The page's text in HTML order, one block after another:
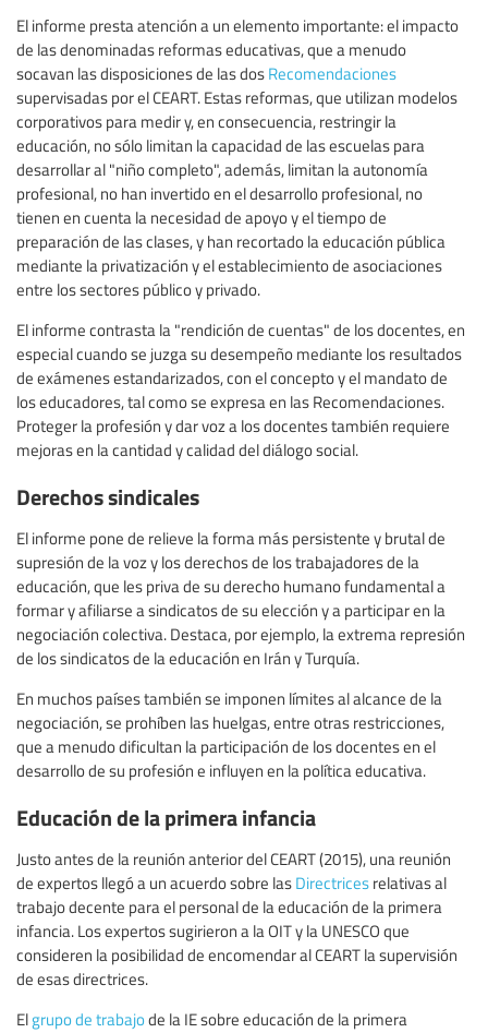
El informe presta atención a un elemento importante: el impacto
de las denominadas reformas educativas, que a menudo
socavan las disposiciones de las dos Recomendaciones
supervisadas por el CEART. Estas reformas, que utilizan modelos
corporativos para medir y, en consecuencia, restringir la
educación, no sólo limitan la capacidad de las escuelas para
desarrollar al "niño completo", además, limitan la autonomía
profesional, no han invertido en el desarrollo profesional, no
tienen en cuenta la necesidad de apoyo y el tiempo de
preparación de las clases, y han recortado la educación pública
mediante la privatización y el establecimiento de asociaciones
entre los sectores público y privado.
El informe contrasta la "rendición de cuentas" de los docentes, en
especial cuando se juzga su desempeño mediante los resultados
de exámenes estandarizados, con el concepto y el mandato de
los educadores, tal como se expresa en las Recomendaciones.
Proteger la profesión y dar voz a los docentes también requiere
mejoras en la cantidad y calidad del diálogo social.
Derechos sindicales
El informe pone de relieve la forma más persistente y brutal de
supresión de la voz y los derechos de los trabajadores de la
educación, que les priva de su derecho humano fundamental a
formar y afiliarse a sindicatos de su elección y a participar en la
negociación colectiva. Destaca, por ejemplo, la extrema represión
de los sindicatos de la educación en Irán y Turquía.
En muchos países también se imponen límites al alcance de la
negociación, se prohíben las huelgas, entre otras restricciones,
que a menudo dificultan la participación de los docentes en el
desarrollo de su profesión e influyen en la política educativa.
Educación de la primera infancia
Justo antes de la reunión anterior del CEART (2015), una reunión
de expertos llegó a un acuerdo sobre las Directrices relativas al
trabajo decente para el personal de la educación de la primera
infancia. Los expertos sugirieron a la OIT y la UNESCO que
consideren la posibilidad de encomendar al CEART la supervisión
de esas directrices.
El grupo de trabajode la IE sobre educación de la primera